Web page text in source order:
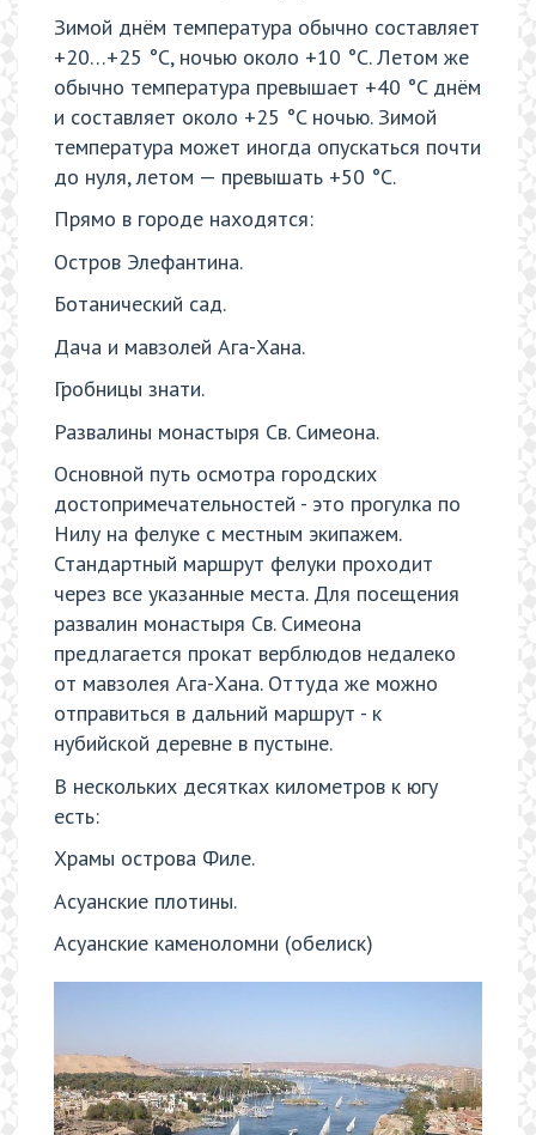
Зимой днём температура обычно составляет
+20…+25 °C, ночью около +10 °C. Летом же
обычно температура превышает +40 °C днём
и составляет около +25 °C ночью. Зимой
температура может иногда опускаться почти
до нуля, летом — превышать +50 °C.
Прямо в городе находятся:
Остров Элефантина.
Ботанический сад.
Дача и мавзолей Ага-Хана.
Гробницы знати.
Развалины монастыря Св. Симеона.
Основной путь осмотра городских
достопримечательностей - это прогулка по
Нилу на фелуке с местным экипажем.
Стандартный маршрут фелуки проходит
через все указанные места. Для посещения
развалин монастыря Св. Симеона
предлагается прокат верблюдов недалеко
от мавзолея Ага-Хана. Оттуда же можно
отправиться в дальний маршрут - к
нубийской деревне в пустыне.
В нескольких десятках километров к югу
есть:
Храмы острова Филе.
Асуанские плотины.
Асуанские каменоломни (обелиск)